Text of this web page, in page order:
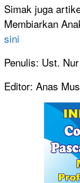
Simak juga
Membiarkan
sini
Penulis: Ust.
Editor: Anas